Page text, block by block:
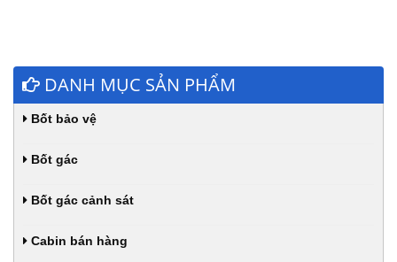
DANH MỤC SẢN PHẨM
Bốt bảo vệ
Bốt gác
Bốt gác cảnh sát
Cabin bán hàng